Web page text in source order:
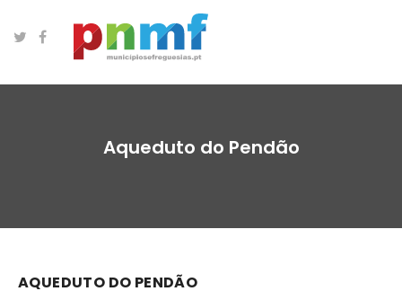
Aqueduto do Pendão
AQUEDUTO DO PENDÃO